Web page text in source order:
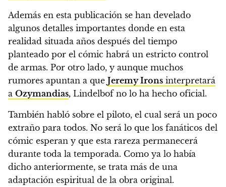
Además en esta publicación se han develado
algunos detalles importantes donde en esta
realidad situada años después del tiempo
planteado por el cómic habrá un estricto control
de armas. Por otro lado, y aunque muchos
rumores apuntan a que Jeremy Irons interpretará
a Ozymandias, Lindelbof no lo ha hecho oficial.
También habló sobre el piloto, el cual será un poco
extraño para todos. No será lo que los fanáticos del
cómic esperan y que esta rareza permanecerá
durante toda la temporada. Como ya lo había
dicho anteriormente, se trata más de una
adaptación espiritual de la obra original.